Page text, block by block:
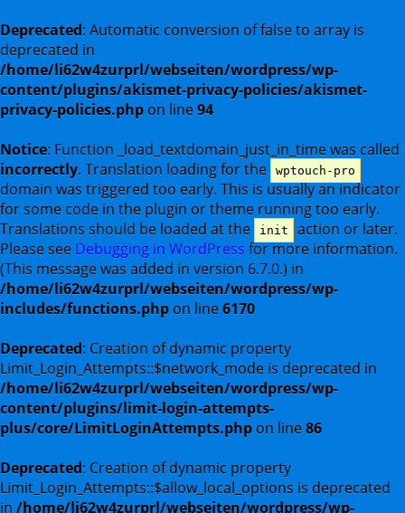
Deprecated: Automatic conversion of false to array is
deprecated in
/home/li62w4zurprl/webseiten/wordpress/wp-
content/plugins/akismet-privacy-policies/akismet-
privacy-policies.php on line94
Notice: Function _load_textdomain_just_in_time was called
incorrectly. Translation loading for the wptouch-pro
domain was triggered too early. This is usually an indicator
for some code in the plugin or theme running too early.
Translations should be loaded at the
init
action or later.
Please see Debugging in WordPress for more information.
(This message was added in version 6.7.0.) in
/home/li62w4zurprl/webseiten/wordpress/wp-
includes/functions.php on line6170
Deprecated: Creation of dynamic property
Limit_Login_Attempts::$network_mode is deprecated in
/home/li62w4zurprl/webseiten/wordpress/wp-
content/plugins/limit-login-attempts-
plus/core/LimitLoginAttempts.php on line86
Deprecated: Creation of dynamic property
Limit_Login_Attempts::$allow_local_options is deprecated
in /home/li62w4zurprl/webseiten/wordpress/wp-